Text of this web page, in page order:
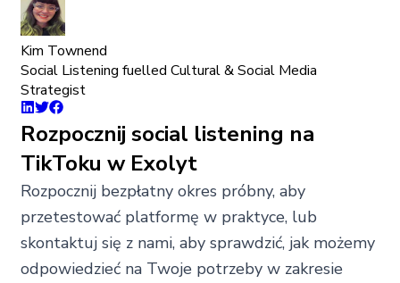
Kim Townend
Social Listening fuelled Cultural & Social Media
Strategist
Rozpocznij social listening na
TikToku w Exolyt
Rozpocznij bezpłatny okres próbny, aby
przetestować platformę w praktyce, lub
skontaktuj się z nami, aby sprawdzić, jak możemy
odpowiedzieć na Twoje potrzeby w zakresie